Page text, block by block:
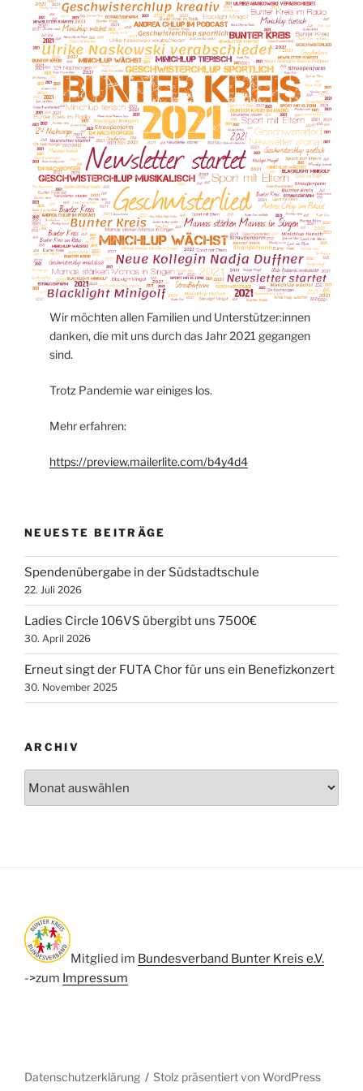
Wir möchten allen Familien und Unterstützer:innen
danken, die mit uns durch das Jahr 2021 gegangen
sind.
Trotz Pandemie war einiges los.
Mehr erfahren:
https://preview.mailerlite.com/b4y4d4
NEUESTE BEITRÄGE
Spendenübergabe in der Südstadtschule
22. Juli 2026
Ladies Circle 106VS übergibt uns 7500€
30. April 2026
Erneut singt der FUTA Chor für uns ein Benefizkonzert
30. November 2025
ARCHIV
Mitglied im Bundesverband Bunter Kreis e.V.
->zum Impressum
Datenschutzerklärung Stolz präsentiert von WordPress